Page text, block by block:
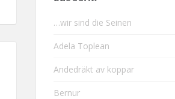
…wir sind die Seinen
Adela Toplean
Andedräkt av koppar
Bernur